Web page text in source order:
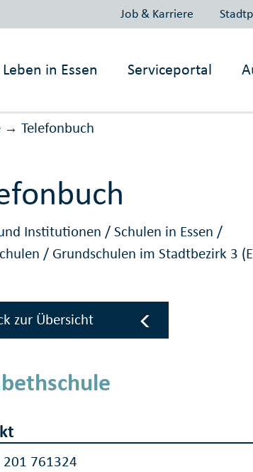
Job & Karriere
Leben in Essen Serviceportal
→ Telefonbuch
Institutionen /Schulen in Essen /
/ Grundschulen im Stadtbezirk 3
zur Übersicht
201 761324